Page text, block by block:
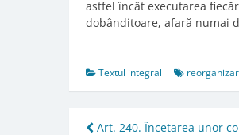
astfel încât executarea
dobânditoare, afară numai
Textul integral
Art. 240. Încetarea unor